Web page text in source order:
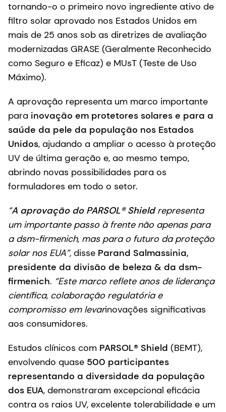
tornando-o o primeiro novo ingrediente ativo de
filtro solar aprovado nos Estados Unidos em
mais de 25 anos sob as diretrizes de avaliação
modernizadas GRASE (Geralmente Reconhecido
como Seguro e Eficaz) e MUsT (Teste de Uso
Máximo).
A aprovação representa um marco importante
para inovação em protetores solares e para a
saúde da pele da população nos Estados
Unidos, ajudando a ampliar o acesso à proteção
UV de última geração e, ao mesmo tempo,
abrindo novas possibilidades para os
formuladores em todo o setor.
“A aprovação do PARSOL® Shieldrepresenta
um importante passo à frente não apenas para
a dsm-firmenich, mas para o futuro da proteção
solar nos EUA”, disse Parand Salmassinia,
presidente da divisão de beleza & da dsm-
firmenich. “Este marco reflete anos de liderança
científica, colaboração regulatória e
compromisso em levarinovações significativas
aos consumidores.
Estudos clínicos com PARSOL® Shield (BEMT),
envolvendo quase 500 participantes
representando a diversidade da população
dos EUA, demonstraram excepcional eficácia
contra os raios UV, excelente tolerabilidade e um